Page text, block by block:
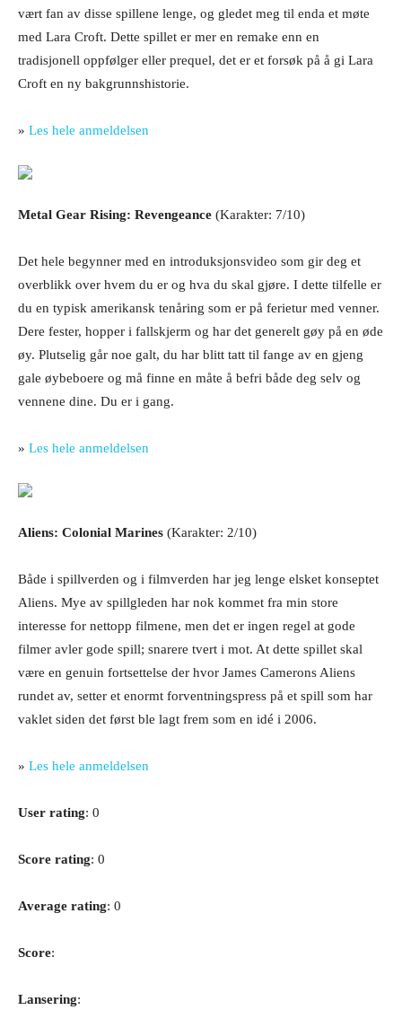
vært fan av disse spillene lenge, og gledet meg til enda et møte
med Lara Croft. Dette spillet er mer en remake enn en
tradisjonell oppfølger eller prequel, det er et forsøk på å gi Lara
Croft en ny bakgrunnshistorie.
» Les hele anmeldelsen
Metal Gear Rising: Revengeance (Karakter: 7/10)
Det hele begynner med en introduksjonsvideo som gir deg et
overblikk over hvem du er og hva du skal gjøre. I dette tilfelle er
du en typisk amerikansk tenåring som er på ferietur med venner.
Dere fester, hopper i fallskjerm og har det generelt gøy på en øde
øy. Plutselig går noe galt, du har blitt tatt til fange av en gjeng
gale øybeboere og må finne en måte å befri både deg selv og
vennene dine. Du er i gang.
» Les hele anmeldelsen
Aliens: Colonial Marines (Karakter: 2/10)
Både i spillverden og i filmverden har jeg lenge elsket konseptet
Aliens. Mye av spillgleden har nok kommet fra min store
interesse for nettopp filmene, men det er ingen regel at gode
filmer avler gode spill; snarere tvert i mot. At dette spillet skal
være en genuin fortsettelse der hvor James Camerons Aliens
rundet av, setter et enormt forventningspress på et spill som har
vaklet siden det først ble lagt frem som en idé i 2006.
» Les hele anmeldelsen
User rating: 0
Score rating: 0
Average rating: 0
Score:
Lansering: